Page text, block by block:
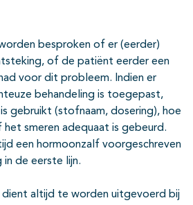
besproken of er (eerder)
of de patiënt eerder een
voor dit probleem. Indien er
behandeling is toegepast,
gebruikt (stofnaam, dosering), hoe
het smeren adequaat is gebeurd.
een hormoonzalf voorgeschreven
in de eerste lijn.
dient altijd te worden uitgevoerd bij